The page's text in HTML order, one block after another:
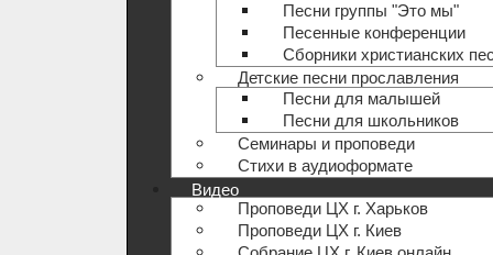
Песни группы "Это мы"
Песенные конференции
Сборники христианских
Детские песни прославления
Песни для малышей
Песни для школьников
Семинары и проповеди
Стихи в аудиоформате
Видео
Проповеди ЦХ г. Харьков
Проповеди ЦХ г. Киев